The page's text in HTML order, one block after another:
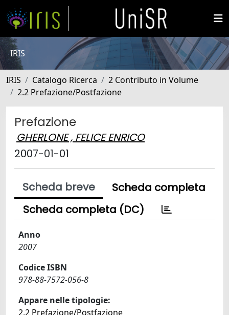
IRIS
IRIS Catalogo Ricerca
2 Contributo in Volume
2.2 Prefazione/Postfazione
Prefazione
GHERLONE , FELICE ENRICO
2007-01-01
Scheda breve
Scheda completa
Scheda completa (DC)
Anno
2007
Codice ISBN
978-88-7572-056-8
Appare nelle tipologie:
2.2 Prefazione/Postfazione